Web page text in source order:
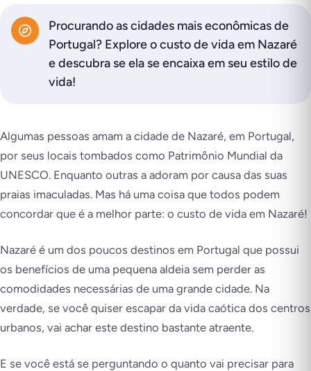
Procurando as cidades mais econômicas de
Portugal? Explore o custo de vida em Nazaré
e descubra se ela se encaixa em seu estilo de
vida!
Algumas pessoas amam a cidade de Nazaré, em Portugal,
por seus locais tombados como Patrimônio Mundial da
UNESCO. Enquanto outras a adoram por causa das suas
praias imaculadas. Mas há uma coisa que todos podem
concordar que é a melhor parte: o custo de vida em Nazaré!
Nazaré é um dos poucos destinos em Portugal que possui
os benefícios de uma pequena aldeia sem perder as
comodidades necessárias de uma grande cidade. Na
verdade, se você quiser escapar da vida caótica dos centros
urbanos, vai achar este destino bastante atraente.
E se você está se perguntando o quanto vai precisar para